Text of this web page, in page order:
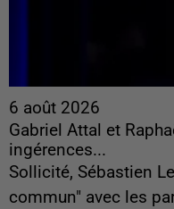
6 août 2026
Gabriel Attal et
ingérences...
Sollicité, Sébastien
commun" avec les